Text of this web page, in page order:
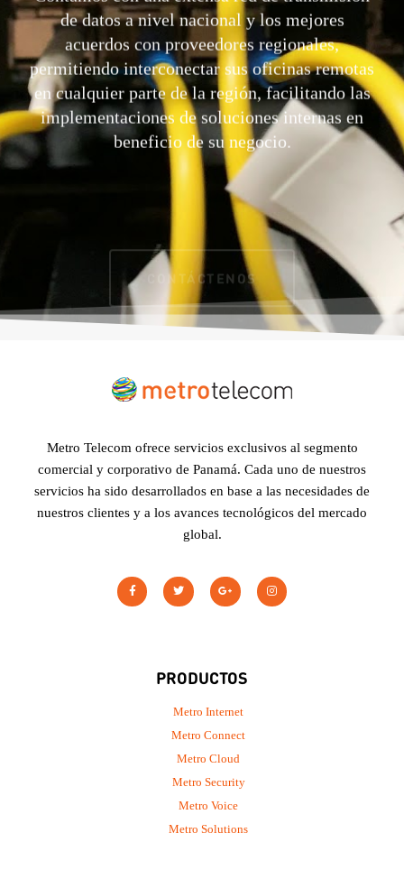
de datos a nivel nacional y los mejores
acuerdos con proveedores regionales,
permitiendo interconectar sus oficinas remotas
en cualquier parte de la región, facilitando las
implementaciones de soluciones internas en
beneficio de su negocio.
CONTÁCTENOS
Metro Telecom ofrece servicios exclusivos al segmento
comercial y corporativo de Panamá. Cada uno de nuestros
servicios ha sido desarrollados en base a las necesidades de
nuestros clientes y a los avances tecnológicos del mercado
global.
PRODUCTOS
Metro Internet
Metro Connect
Metro Cloud
Metro Security
Metro Voice
Metro Solutions